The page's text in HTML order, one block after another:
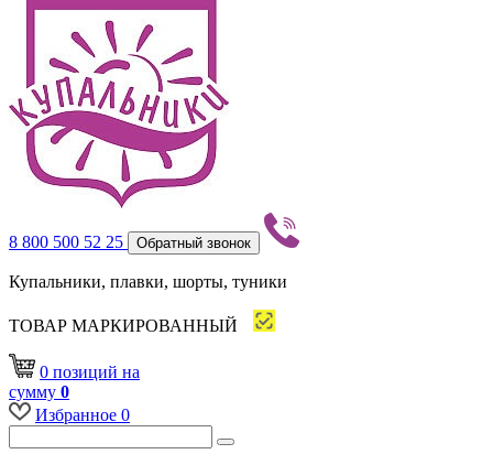
8 800 500 52 25 Обратный звонок
Купальники, плавки, шорты, туники
ТОВАР МАРКИРОВАННЫЙ
0 позиций на
сумму 0
Избранное 0